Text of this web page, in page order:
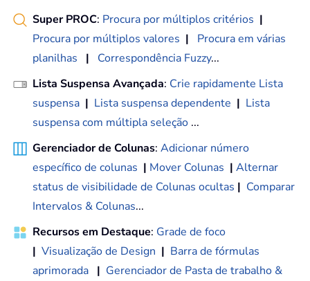
Super PROC: Procura por múltiplos critérios |
Procura por múltiplos valores |
Procura em várias
planilhas
| Correspondência Fuzzy...
Lista Suspensa Avançada: Crie rapidamente Lista
suspensa | Lista suspensa dependente | Lista
suspensa com múltipla seleção ...
Gerenciador de Colunas: Adicionar número
específico de colunas | Mover Colunas | Alternar
status de visibilidade de Colunas ocultas | Comparar
Intervalos & Colunas...
Recursos em Destaque: Grade de foco
| Visualização de Design | Barra de fórmulas
aprimorada | Gerenciador de Pasta de trabalho &